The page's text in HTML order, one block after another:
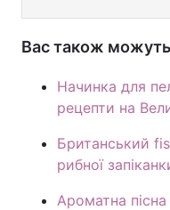
Вас також можуть
Начинка для
рецепти на
Британський
рибної
Ароматна